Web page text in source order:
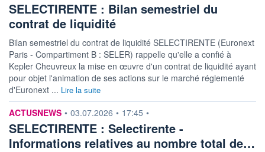
+ ALERTE + PORTEFEUILLE + LISTE
SELECTIRENTE : Bilan semestriel du
contrat de liquidité
Bilan semestriel du contrat de liquidité SELECTIRENTE (Euronext
Paris - Compartiment B : SELER) rappelle qu'elle a confié à
Kepler Cheuvreux la mise en œuvre d'un contrat de liquidité ayant
pour objet l'animation de ses actions sur le marché réglementé
d'Euronext ... Lire la suite
information fournie par
ACTUSNEWS • 03.07.2026 • 17:45 •
SELECTIRENTE : Selectirente -
Informations relatives au nombre total de…